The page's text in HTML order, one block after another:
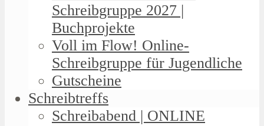
Schreibgruppe 2027 |
Buchprojekte
Voll im Flow! Online-
Schreibgruppe für Jugendliche
Gutscheine
Schreibtreffs
Schreibabend | ONLINE